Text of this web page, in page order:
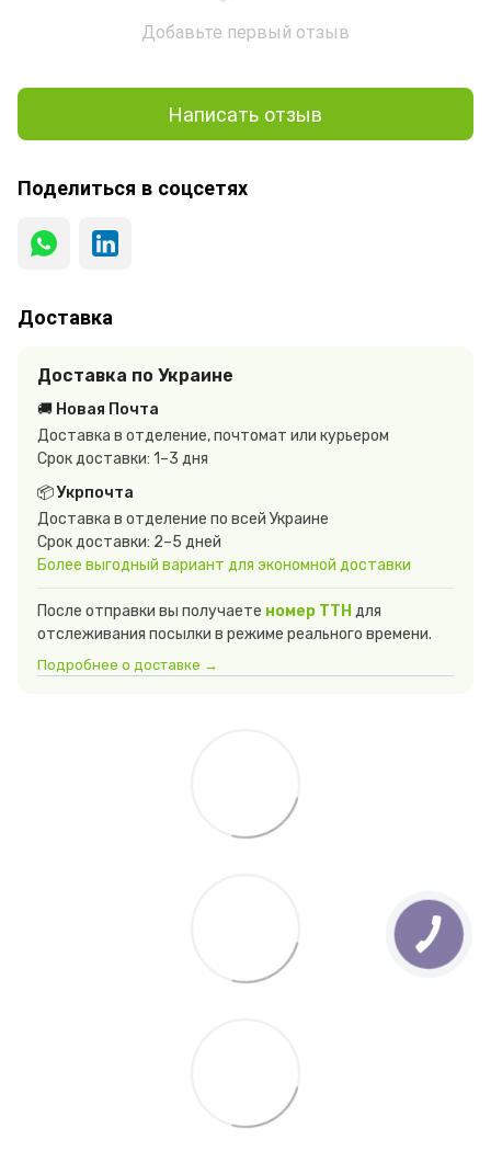
Добавьте первый отзыв
Написать отзыв
Поделиться в соцсетях
Доставка
Доставка по Украине
🚚 Новая Почта
Доставка в отделение, почтомат или курьером
Срок доставки: 1–3 дня
📦 Укрпочта
Доставка в отделение по всей Украине
Срок доставки: 2–5 дней
Более выгодный вариант для экономной доставки
После отправки вы получаете номер ТТН для
отслеживания посылки в режиме реального времени.
Подробнее о доставке →